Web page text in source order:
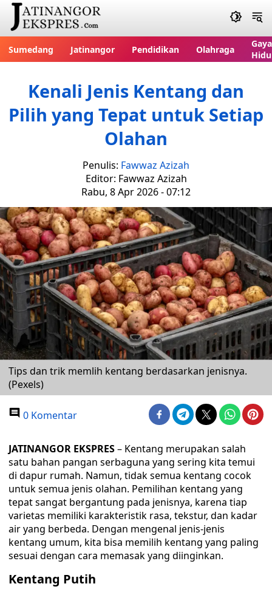
Sumedang Jatinangor Pendidikan Olahraga
Gaya
Kenali Jenis Kentang dan
Pilih yang Tepat untuk Setiap
Olahan
Penulis: Fawwaz Azizah
Editor: Fawwaz Azizah
Rabu, 8 Apr 2026 - 07:12
Tips dan trik memlih kentang berdasarkan jenisnya.
(Pexels)
0 Komentar
JATINANGOR EKSPRES– Kentang merupakan salah
satu bahan pangan serbaguna yang sering kita temui
di dapur rumah. Namun, tidak semua kentang cocok
untuk semua jenis olahan. Pemilihan kentang yang
tepat sangat bergantung pada jenisnya, karena tiap
varietas memiliki karakteristik rasa, tekstur, dan kadar
air yang berbeda. Dengan mengenal jenis-jenis
kentang umum, kita bisa memilih kentang yang paling
sesuai dengan cara memasak yang diinginkan.
Kentang Putih